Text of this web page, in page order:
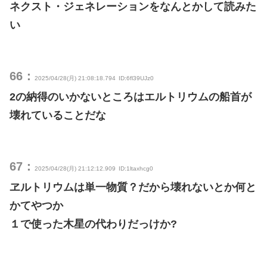
ネクスト・ジェネレーションをなんとかして読みた
い
66： 2025/04/28(月) 21:08:18.794 ID:6fl39UJz0
2の納得のいかないところはエルトリウムの船首が
壊れていることだな
67： 2025/04/28(月) 21:12:12.909 ID:1ltaxhcg0
ヱルトリウムは単一物質？だから壊れないとか何と
かてやつか
１で使った木星の代わりだっけか?